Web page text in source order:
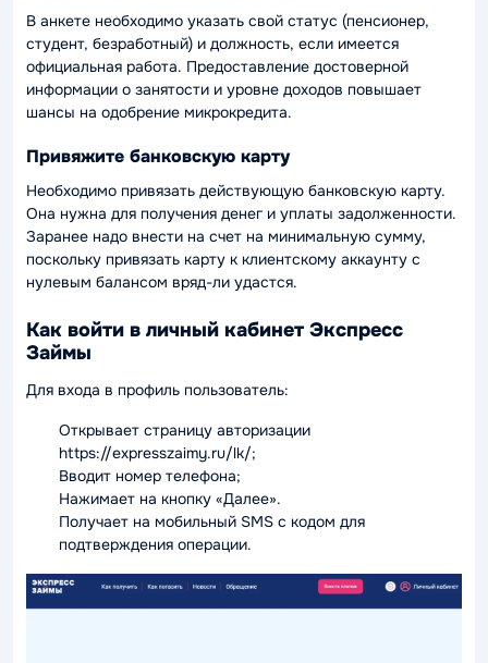
В анкете необходимо указать свой статус (пенсионер,
студент, безработный) и должность, если имеется
официальная работа. Предоставление достоверной
информации о занятости и уровне доходов повышает
шансы на одобрение микрокредита.
Привяжите банковскую карту
Необходимо привязать действующую банковскую карту.
Она нужна для получения денег и уплаты задолженности.
Заранее надо внести на счет на минимальную сумму,
поскольку привязать карту к клиентскому аккаунту с
нулевым балансом вряд-ли удастся.
Как войти в личный кабинет Экспресс
Займы
Для входа в профиль пользователь:
Открывает страницу авторизации
https://expresszaimy.ru/lk/;
Вводит номер телефона;
Нажимает на кнопку «Далее».
Получает на мобильный SMS с кодом для
подтверждения операции.